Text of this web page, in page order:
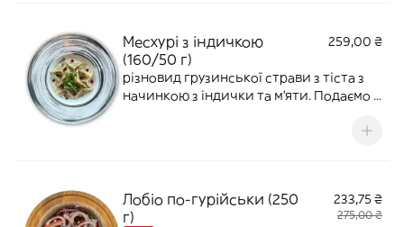
Месхурі з індичкою
(160/50 г)
259,00 ₴
різновид грузинської страви з тіста з
начинкою з індички та м'яти. Подаємо з
сухої аджики,прикрашаємо гранатом.
Лобіо по-гурійськи (250
г)
233,75 ₴
275,00 ₴